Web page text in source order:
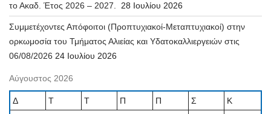
το Ακαδ. Έτος 2026 – 2027. 28 Ιουλίου 2026
Συμμετέχοντες Απόφοιτοι (Προπτυχιακοί-Μεταπτυχιακοί) στην
ορκωμοσία του Τμήματος Αλιείας και Υδατοκαλλιεργειών στις
06/08/2026 24 Ιουλίου 2026
Αύγουστος 2026
Δ Τ Τ Π Π Σ
Κ